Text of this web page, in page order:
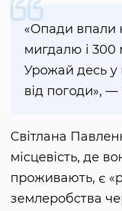
«Опади впали
мигдалю і 300
Урожай десь у
від погоди», —
Світлана
місцевість, де
проживають, є
землеробства